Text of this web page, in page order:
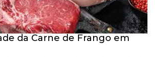
da Carne de Frango em